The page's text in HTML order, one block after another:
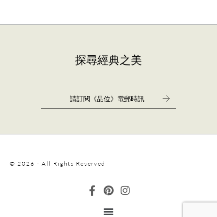
探尋經典之美
© 2026 - All Rights Reserved